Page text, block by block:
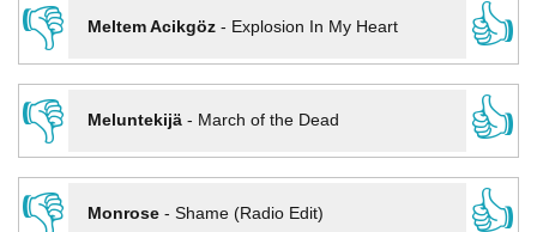
👎
Meltem Acikgöz- Explosion In My Heart
👍
👎
Meluntekijä- March of the Dead
👍
👎
Monrose- Shame (Radio Edit)
👍